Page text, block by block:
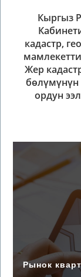
Кыргыз
кадастр,
Жер
ордун
Рынок